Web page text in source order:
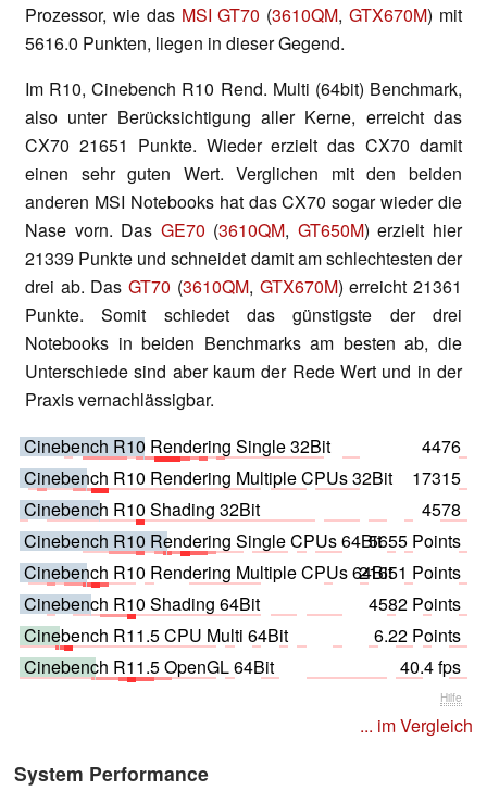
Prozessor, wie das MSI GT70 (3610QM,GTX670M) mit
5616.0 Punkten, liegen in dieser Gegend.
Im R10, Cinebench R10 Rend. Multi (64bit) Benchmark,
also unter Berücksichtigung aller Kerne, erreicht das
CX70 21651 Punkte. Wieder erzielt das CX70 damit
einen sehr guten Wert. Verglichen mit den beiden
anderen MSI Notebooks hat das CX70 sogar wieder die
Nase vorn. Das GE70 (3610QM, GT650M) erzielt hier
21339 Punkte und schneidet damit am schlechtesten der
drei ab. DasGT70 (3610QM, GTX670M) erreicht 21361
Punkte. Somit schiedet das günstigste der drei
Notebooks in beiden Benchmarks am besten ab, die
Unterschiede sind aber kaum der Rede Wert und in der
Praxis vernachlässigbar.
Cinebench R10 Rendering Single 32Bit
4476
Cinebench R10 Rendering Multiple CPUs 32Bit
17315
Cinebench R10 Shading 32Bit
4578
Cinebench R10 Rendering Single CPUs 64Bit5655 Points
Cinebench R10 Rendering Multiple CPUs 64Bit21651 Points
Cinebench R10 Shading 64Bit
4582 Points
Cinebench R11.5 CPU Multi 64Bit
6.22 Points
Cinebench R11.5 OpenGL 64Bit
40.4 fps
Hilfe
... im Vergleich
System Performance